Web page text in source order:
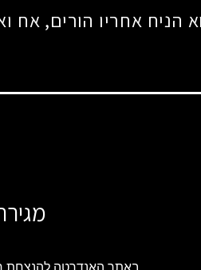
הניח אחריו הורים, אח